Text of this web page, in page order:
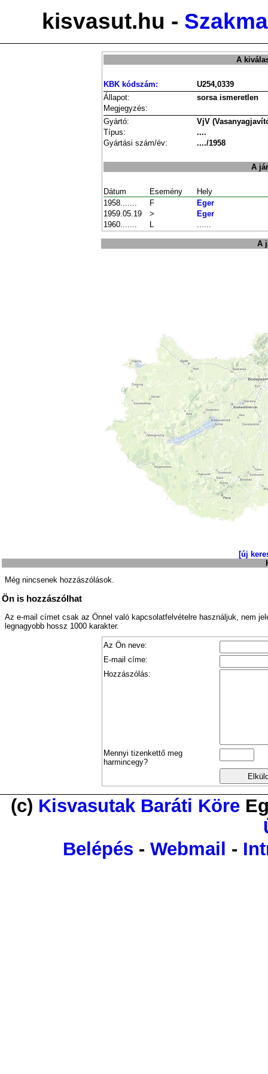
kisvasut.hu -
A
KBK kódszám:
U254,0339
Állapot:
sorsa ismeretlen
Megjegyzés:
Gyártó:
VjV
Típus:
....
Gyártási szám/év:
..../1958
A
Dátum Esemény
Hely
1958.......
F
Eger
1959.05.19
>
Eger
1960.......
L ......
A
[új
Még nincsenek hozzászólások.
Ön is hozzászólhat
Az e-mail címet csak az Önnel való kapcsolatfelvételre használjuk, nem
legnagyobb hossz 1000 karakter.
Az Ön neve:
E-mail címe:
Hozzászólás:
Mennyi tizenkettő meg
harmincegy?
(c) Kisvasutak Baráti Köre
Belépés - Webmail -